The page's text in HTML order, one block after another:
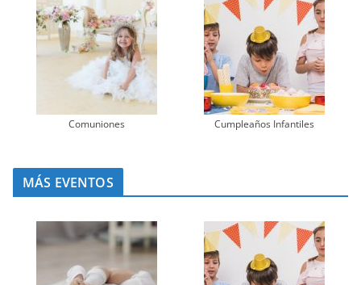
Comuniones Cumpleaños Infantiles
MÁS EVENTOS